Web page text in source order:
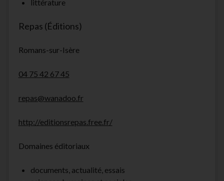
littérature
Repas (Éditions)
Romans-sur-Isère
04 75 42 67 45
repas@wanadoo.fr
http://editionsrepas.free.fr/
Domaines éditoriaux
documents, actualité, essais